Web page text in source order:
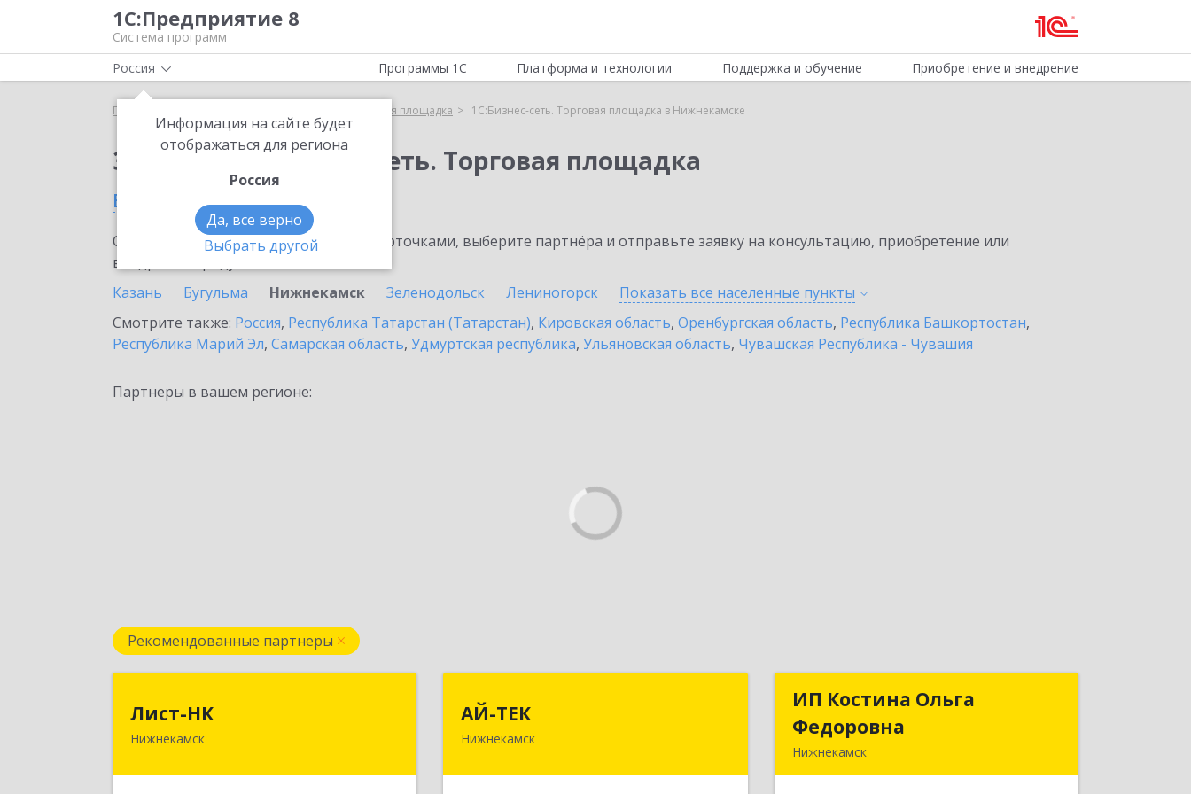
1С:Предприятие 8
Система программ
Россия
Информация на сайте будет
отображаться для региона
Россия
Да, все верно
Выбрать другой
Программы 1С Платформа и технологии Поддержка и обучение Приобретение и внедрение
Главная 1С:Бизнес-сеть. Торговая площадка 1С:Бизнес-сеть. Торговая площадка в Нижнекамске
Заказать 1С:Бизнес-сеть. Торговая площадка
в Нижнекамске
Ознакомьтесь с информационными карточками, выберите партнёра и отправьте заявку на консультацию, приобретение или
внедрение продукта.
Казань
Бугульма Нижнекамск Зеленодольск Лениногорск Показать все населенные пункты
Смотрите также: Россия, Республика Татарстан (Татарстан), Кировская область, Оренбургская область, Республика Башкортостан,
Республика Марий Эл, Самарская область, Удмуртская республика, Ульяновская область, Чувашская Республика - Чувашия
Партнеры в вашем регионе:
Рекомендованные партнеры
Лист-НК
Нижнекамск
АЙ-ТЕК
Нижнекамск
ИП Костина Ольга
Федоровна
Нижнекамск
ИП Костина Ольга